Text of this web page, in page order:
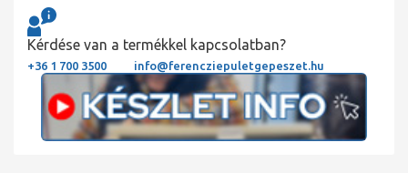
Kérdése van a termékkel kapcsolatban?
+36 1 700 3500 info@ferencziepuletgepeszet.hu